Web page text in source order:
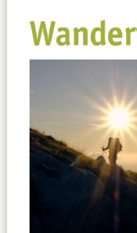
Spielpläne /
Betriebssport
übergeordnete